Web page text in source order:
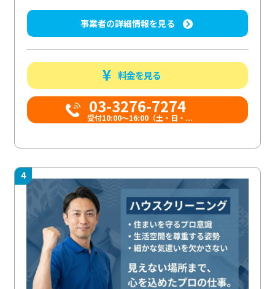
事業者の詳細情報を見る
料金を見る
03-3276-7274
受付10:00〜16:00（土・日・...
4